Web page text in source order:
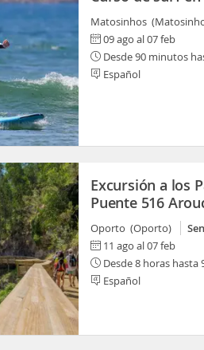
Matosinhos
09 ago al 07 feb
Desde 90 minutos
Español
Excursión a los
Puente 516
Oporto (Oporto)
11 ago al 07 feb
Desde 8 horas hasta
Español